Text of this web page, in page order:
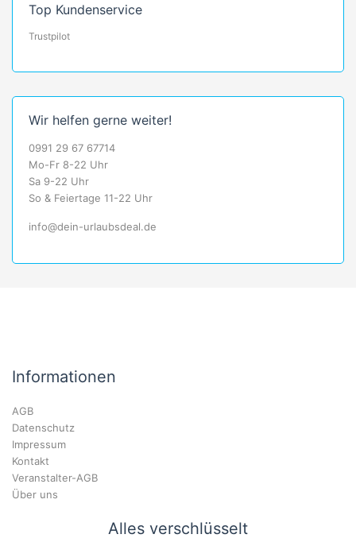
Top Kundenservice
Trustpilot
Wir helfen gerne weiter!
0991 29 67 67714
Mo-Fr 8-22 Uhr
Sa 9-22 Uhr
So & Feiertage 11-22 Uhr
info@dein-urlaubsdeal.de
Informationen
AGB
Datenschutz
Impressum
Kontakt
Veranstalter-AGB
Über uns
Alles verschlüsselt